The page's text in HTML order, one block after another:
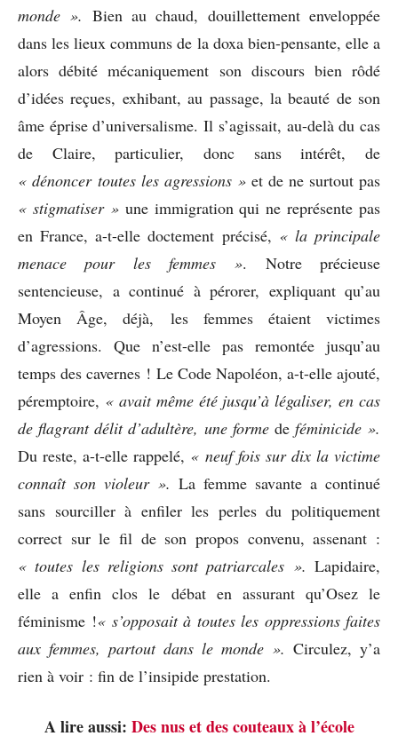
monde ». Bien au chaud, douillettement enveloppée
dans les lieux communs de la doxa bien-pensante, elle a
alors débité mécaniquement son discours bien rôdé
d’idées reçues, exhibant, au passage, la beauté de son
âme éprise d’universalisme. Il s’agissait, au-delà du cas
de Claire, particulier, donc sans intérêt, de
« dénoncer toutes les agressions » et de ne surtout pas
« stigmatiser »une immigration qui ne représente pas
en France, a-t-elle doctement précisé, « la principale
menace pour les femmes ». Notre précieuse
sentencieuse, a continué à pérorer, expliquant qu’au
Moyen Âge, déjà, les femmes étaient victimes
d’agressions. Que n’est-elle pas remontée jusqu’au
temps des cavernes ! Le Code Napoléon, a-t-elle ajouté,
péremptoire, « avait même été jusqu’à légaliser, en cas
de flagrant délit d’adultère, une formede féminicide ».
Du reste, a-t-elle rappelé, « neuf fois sur dix la victime
connaît son violeur ». La femme savante a continué
sans sourciller à enfiler les perles du politiquement
correct sur le fil de son propos convenu, assenant :
« toutes les religions sont patriarcales ». Lapidaire,
elle a enfin clos le débat en assurant qu’Osez le
féminisme !« s’opposait à toutes les oppressions faites
aux femmes, partout dans le monde ». Circulez, y’a
rien à voir : fin de l’insipide prestation.
A lire aussi: Des nus et des couteaux à l’école